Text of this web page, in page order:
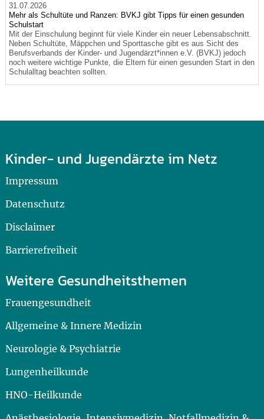
31.07.2026
Mehr als Schultüte und Ranzen: BVKJ gibt Tipps für einen gesunden
Schulstart
Mit der Einschulung beginnt für viele Kinder ein neuer Lebensabschnitt.
Neben Schultüte, Mäppchen und Sporttasche gibt es aus Sicht des
Berufsverbands der Kinder- und Jugendärzt*innen e.V. (BVKJ) jedoch
noch weitere wichtige Punkte, die Eltern für einen gesunden Start in den
Schulalltag beachten sollten.
Kinder- und Jugendärzte im Netz
Impressum
Datenschutz
Disclaimer
Barrierefreiheit
Weitere Gesundheitsthemen
Frauengesundheit
Allgemeine & Innere Medizin
Neurologie & Psychiatrie
Lungenheilkunde
HNO-Heilkunde